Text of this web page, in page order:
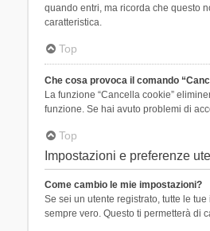
quando entri, ma ricorda che questo
caratteristica.
Top
Che cosa provoca il comando
La funzione “Cancella cookie”
funzione. Se hai avuto problemi di
Top
Impostazioni e preferenze
Come cambio le mie impostazioni?
Se sei un utente registrato, tutte le
sempre vero. Questo ti permetterà di